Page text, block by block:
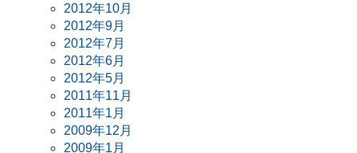
2012年10月
2012年9月
2012年7月
2012年6月
2012年5月
2011年11月
2011年1月
2009年12月
2009年1月